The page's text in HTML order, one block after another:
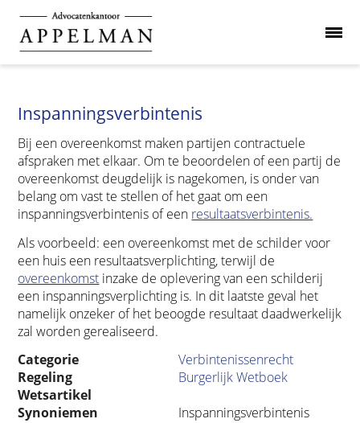
Inspanningsverbintenis
Bij een overeenkomst maken partijen contractuele
afspraken met elkaar. Om te beoordelen of een partij de
overeenkomst deugdelijk is nagekomen, is onder van
belang om vast te stellen of het gaat om een
inspanningsverbintenis of een resultaatsverbintenis.
Als voorbeeld: een overeenkomst met de schilder voor
een huis een resultaatsverplichting, terwijl de
overeenkomst inzake de oplevering van een schilderij
een inspanningsverplichting is. In dit laatste geval het
namelijk onzeker of het beoogde resultaat daadwerkelijk
zal worden gerealiseerd.
Categorie
Verbintenissenrecht
Regeling
Burgerlijk Wetboek
Wetsartikel
Synoniemen
Inspanningsverbintenis